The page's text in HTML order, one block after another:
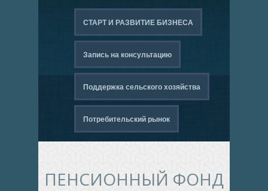
СТАРТ И РАЗВИТИЕ БИЗНЕСА
Запись на консультацию
Поддержка сельского хозяйства
Потребительский рынок
ПЕНСИОННЫЙ ФОНД